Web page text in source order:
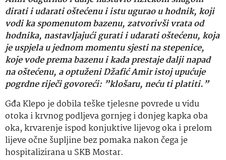
dirati i udarati oštećenu i istu ugurao u hodnik, koji
vodi ka spomenutom bazenu, zatvorivši vrata od
hodnika, nastavljajući gurati i udarati oštećenu, koja
je uspjela u jednom momentu sjesti na stepenice,
koje vode prema bazenu i kada prestaje dalji napad
na oštećenu, a optuženi Džafić Amir istoj upućuje
pogrdne riječi govoreći: ”klošaru, neću ti platiti.”
Gđa Klepo je dobila teške tjelesne povrede u vidu
otoka i krvnog podljeva gornjeg i donjeg kapka oba
oka, krvarenje ispod konjuktive lijevog oka i prelom
lijeve očne šupljine bez pomaka nakon čega je
hospitalizirana u SKB Mostar.